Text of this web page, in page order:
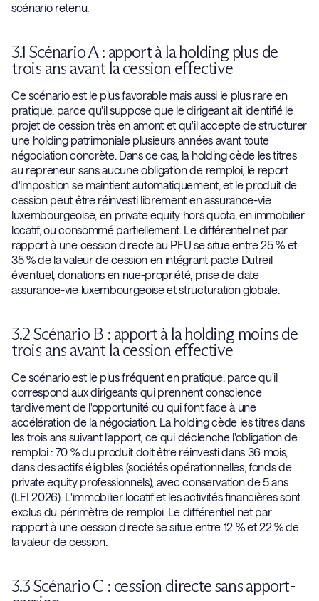
scénario retenu.
3.1 Scénario A : apport à la holding plus de
trois ans avant la cession effective
Ce scénario est le plus favorable mais aussi le plus rare en
pratique, parce qu'il suppose que le dirigeant ait identifié le
projet de cession très en amont et qu'il accepte de structurer
une holding patrimoniale plusieurs années avant toute
négociation concrète. Dans ce cas, la holding cède les titres
au repreneur sans aucune obligation de remploi, le report
d'imposition se maintient automatiquement, et le produit de
cession peut être réinvesti librement en assurance-vie
luxembourgeoise, en private equity hors quota, en immobilier
locatif, ou consommé partiellement. Le différentiel net par
rapport à une cession directe au PFU se situe entre 25 % et
35 % de la valeur de cession en intégrant pacte Dutreil
éventuel, donations en nue-propriété, prise de date
assurance-vie luxembourgeoise et structuration globale.
3.2 Scénario B : apport à la holding moins de
trois ans avant la cession effective
Ce scénario est le plus fréquent en pratique, parce qu'il
correspond aux dirigeants qui prennent conscience
tardivement de l'opportunité ou qui font face à une
accélération de la négociation. La holding cède les titres dans
les trois ans suivant l'apport, ce qui déclenche l'obligation de
remploi : 70 % du produit doit être réinvesti dans 36 mois,
dans des actifs éligibles (sociétés opérationnelles, fonds de
private equity professionnels), avec conservation de 5 ans
(LFI 2026). L'immobilier locatif et les activités financières sont
exclus du périmètre de remploi. Le différentiel net par
rapport à une cession directe se situe entre 12 % et 22 % de
la valeur de cession.
3.3 Scénario C : cession directe sans apport-